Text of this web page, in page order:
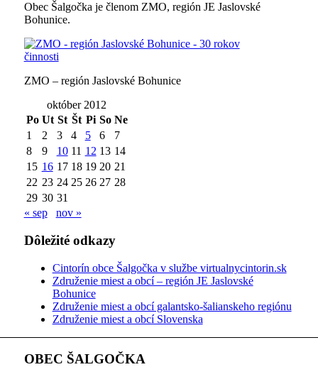
Obec Šalgočka je členom ZMO, región JE Jaslovské
Bohunice.
ZMO – región Jaslovské Bohunice
október 2012
Po Ut St Št Pi So Ne
1
2 3 4 5 6
7
8
9 10 11 12 13 14
15 16 17 18 19 20 21
22 23 24 25 26 27 28
29 30 31
« sep
nov »
Dôležité odkazy
Cintorín obce Šalgočka v službe virtualnycintorin.sk
Združenie miest a obcí – región JE Jaslovské
Bohunice
Združenie miest a obcí galantsko-šalianskeho regiónu
Združenie miest a obcí Slovenska
OBEC ŠALGOČKA